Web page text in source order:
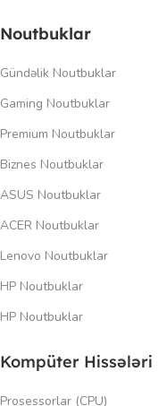
Noutbuklar
Gündəlik Noutbuklar
Gaming Noutbuklar
Premium Noutbuklar
Biznes Noutbuklar
ASUS Noutbuklar
ACER Noutbuklar
Lenovo Noutbuklar
HP Noutbuklar
HP Noutbuklar
Kompüter Hissələri
Prosessorlar (CPU)